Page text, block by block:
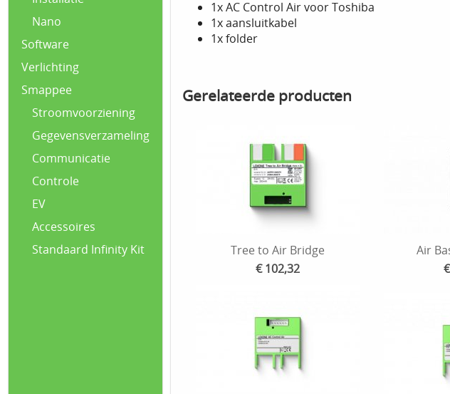
Nano
Software
Verlichting
Smappee
Stroomvoorziening
Gegevensverzameling
Communicatie
Controle
EV
Accessoires
Standaard Infinity Kit
1x AC Control Air voor Toshiba
1x aansluitkabel
1x folder
Gerelateerde producten
Tree to Air Bridge
€ 102,32
Air